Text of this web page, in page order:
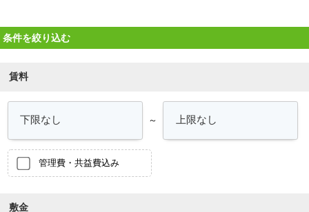
条件を絞り込む
賃料
～
管理費・共益費込み
敷金